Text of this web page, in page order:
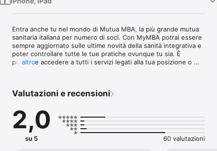
Entra anche tu nel mondo di Mutua MBA, la più grande mutua
sanitaria italiana per numero di soci. Con MyMBA potrai essere
sempre aggiornato sulle ultime novità della sanità integrativa e
poter controllare tutte le tue pratiche ovunque tu sia. È
possibile accedere a tutti i servizi legati alla tua posizione o
rimborso o presa in carico
territorio nazionale
• Gestisci le tue informazioni e quelle del tuo nucleo famigliare
• Scarica i prospetti liquidativi
• Mantieni un filo diretto con MBA grazie alle notifiche e al
servizio assistenza accessibile direttamente dall’app.
altro
Valutazioni e recensioni
2,0
su 5 60 valutazioni